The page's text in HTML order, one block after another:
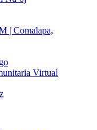
| Comalapa,
Virtual